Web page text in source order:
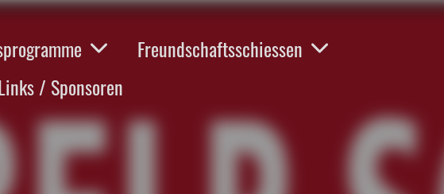
Freundschaftsschiessen
/ Sponsoren